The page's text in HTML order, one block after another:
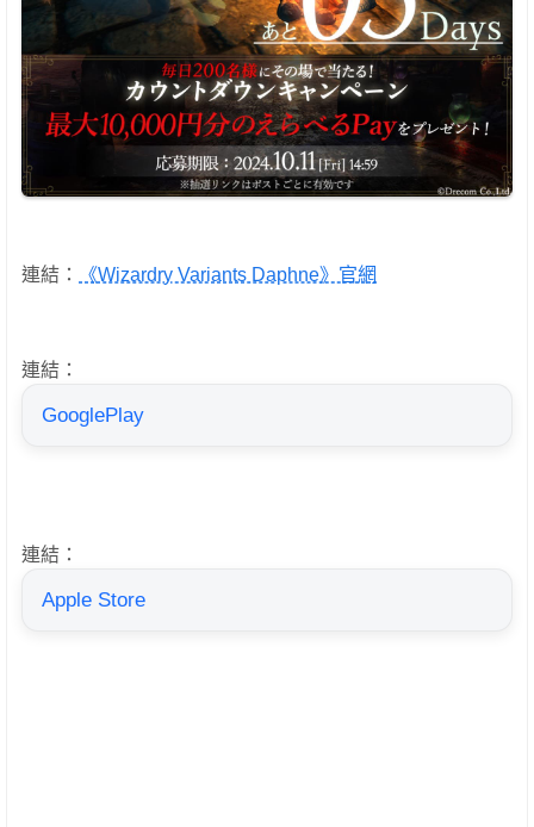
連結： 《Wizardry Variants Daphne》官網
連結：
GooglePlay
連結：
Apple Store